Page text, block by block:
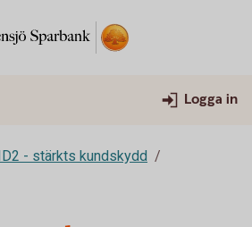
Logga in
- stärkts kundskydd